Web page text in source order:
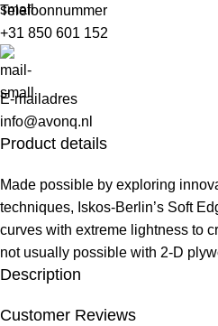
Telefoonnummer
+31 850 601 152
E-mailadres
info@avonq.nl
Product details
Made possible by exploring
techniques, Iskos-Berlin’s Soft
curves with extreme lightness to
not usually possible with 2-D
Description
Customer Reviews